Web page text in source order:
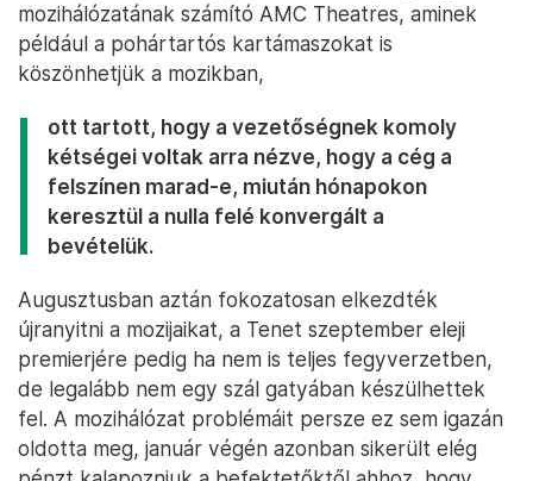
mozihálózatának számító AMC Theatres, aminek
például a pohártartós kartámaszokat is
köszönhetjük a mozikban,
ott tartott, hogy a vezetőségnek komoly
kétségei voltak arra nézve, hogy a cég a
felszínen marad-e, miután hónapokon
keresztül a nulla felé konvergált a
bevételük.
Augusztusban aztán fokozatosan elkezdték
újranyitni a mozijaikat, a Tenet szeptember eleji
premierjére pedig ha nem is teljes fegyverzetben,
de legalább nem egy szál gatyában készülhettek
fel. A mozihálózat problémáit persze ez sem igazán
oldotta meg, január végén azonban sikerült elég